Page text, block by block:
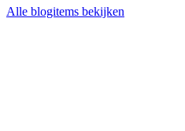
Alle blogitems bekijken